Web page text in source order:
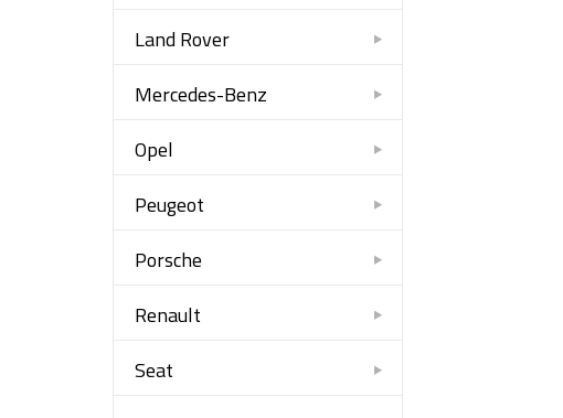
Land Rover
Mercedes-Benz
Opel
Peugeot
Porsche
Renault
Seat